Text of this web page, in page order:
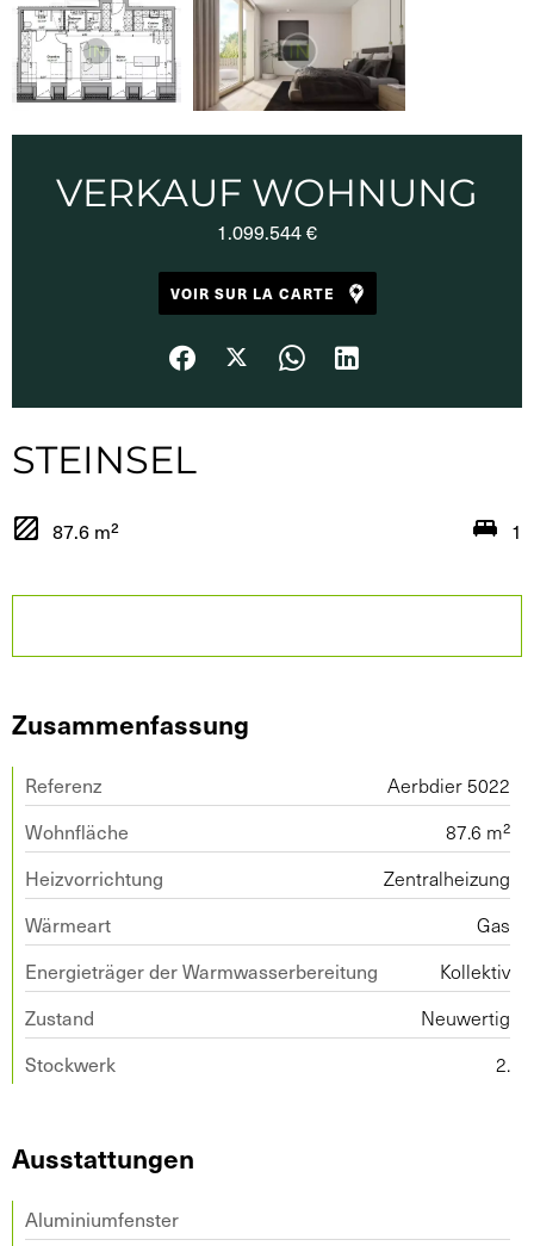
VERKAUF WOHNUNG
1.099.544 €
VOIR SUR LA CARTE
STEINSEL
87.6 m² 1
Zusammenfassung
Referenz
Aerbdier 5022
Wohnfläche
87.6 m²
Heizvorrichtung
Zentralheizung
Wärmeart
Gas
Energieträger der Warmwasserbereitung
Kollektiv
Zustand
Neuwertig
Stockwerk
2.
Ausstattungen
Aluminiumfenster